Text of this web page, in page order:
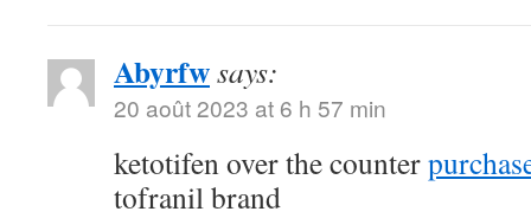
Abyrfwsays:
20 août 2023 at 6 h 57 min
ketotifen over the counter
tofranil brand